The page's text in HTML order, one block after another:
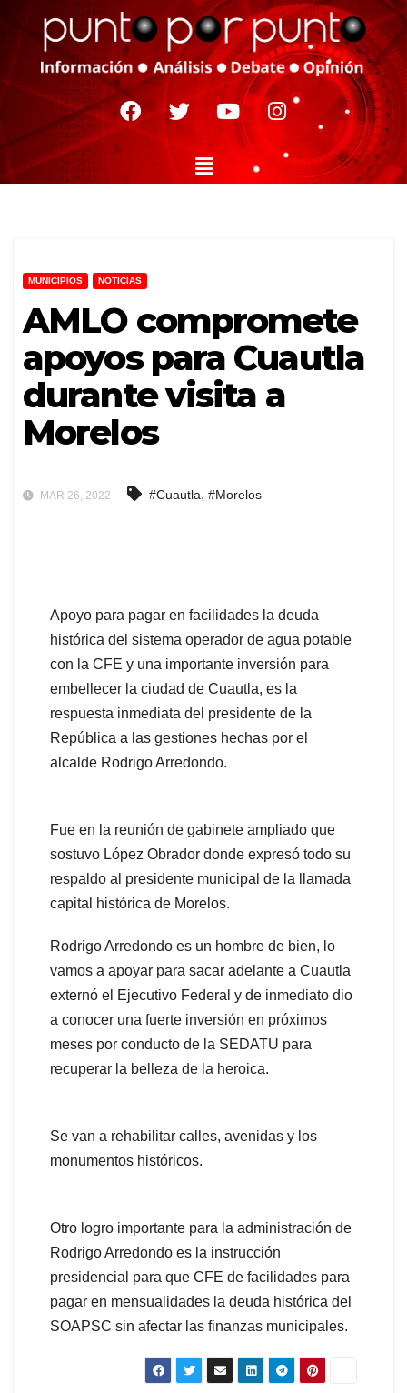
MUNICIPIOS NOTICIAS
AMLO compromete
apoyos para Cuautla
durante visita a
Morelos
MAR 26, 2022 #Cuautla, #Morelos
Apoyo para pagar en facilidades la deuda
histórica del sistema operador de agua potable
con la CFE y una importante inversión para
embellecer la ciudad de Cuautla, es la
respuesta inmediata del presidente de la
República a las gestiones hechas por el
alcalde Rodrigo Arredondo.
Fue en la reunión de gabinete ampliado que
sostuvo López Obrador donde expresó todo su
respaldo al presidente municipal de la llamada
capital histórica de Morelos.
Rodrigo Arredondo es un hombre de bien, lo
vamos a apoyar para sacar adelante a Cuautla
externó el Ejecutivo Federal y de inmediato dio
a conocer una fuerte inversión en próximos
meses por conducto de la SEDATU para
recuperar la belleza de la heroica.
Se van a rehabilitar calles, avenidas y los
monumentos históricos.
Otro logro importante para la administración de
Rodrigo Arredondo es la instrucción
presidencial para que CFE de facilidades para
pagar en mensualidades la deuda histórica del
SOAPSC sin afectar las finanzas municipales.